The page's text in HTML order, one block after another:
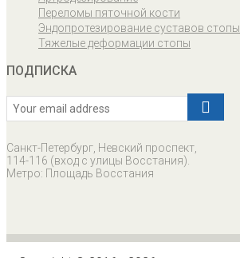
Переломы пяточной кости
Эндопротезирование суставов стопы
Тяжелые деформации стопы
ПОДПИСКА
Санкт-Петербург, Невский проспект,
114-116 (вход с улицы Восстания).
Метро: Площадь Восстания